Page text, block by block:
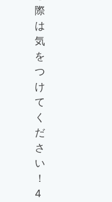
際
は
気
を
つ
け
て
く
だ
さ
い
！
4